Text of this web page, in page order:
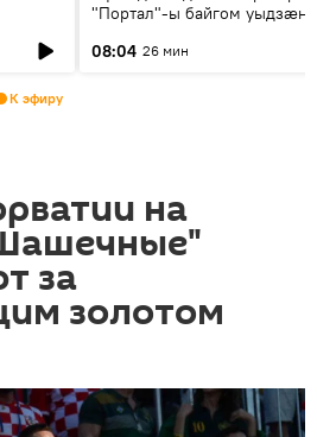
"Портал"-ы байгом уыдзæн
Æхсары куыстыты равдыст
08:04 26 мин
К эфиру
на
за
золотом